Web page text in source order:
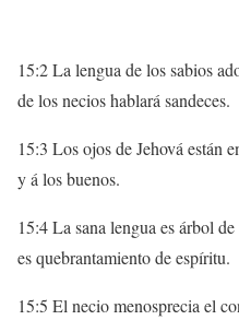
15:2 La lengua de los sabios
de los necios hablará sandeces.
15:3 Los ojos de Jehová están
y á los buenos.
15:4 La sana lengua es árbol
es quebrantamiento de espíritu.
15:5 El necio menosprecia el